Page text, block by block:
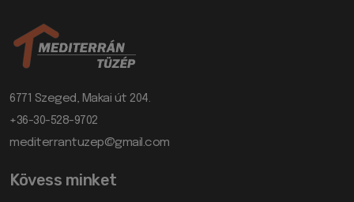
6771 Szeged, Makai út 204.
+36-30-528-9702
mediterrantuzep@gmail.com
Kövess minket